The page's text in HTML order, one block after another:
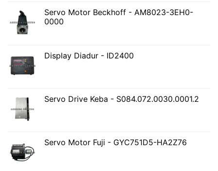
Servo Motor Beckhoff - AM8023-3EH0-
0000
Display Diadur - ID2400
Servo Drive Keba - S084.072.0030.0001.2
Servo Motor Fuji - GYC751D5-HA2Z76